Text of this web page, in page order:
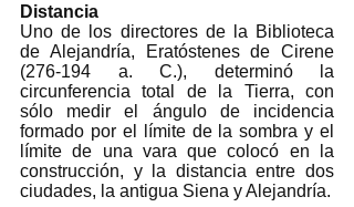
Distancia
Uno de los directores de la Biblioteca
de Alejandría, Eratóstenes de Cirene
(276-194 a. C.), determinó la
circunferencia total de la Tierra, con
sólo medir el ángulo de incidencia
formado por el límite de la sombra y el
límite de una vara que colocó en la
construcción, y la distancia entre dos
ciudades, la antigua Siena y Alejandría.